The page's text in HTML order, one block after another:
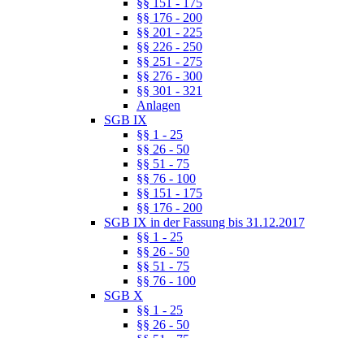
§§ 176 - 200
§§ 201 - 225
§§ 226 - 250
§§ 251 - 275
§§ 276 - 300
§§ 301 - 321
Anlagen
SGB IX
§§ 1 - 25
§§ 26 - 50
§§ 51 - 75
§§ 76 - 100
§§ 151 - 175
§§ 176 - 200
SGB IX in der Fassung bis 31.12.2017
§§ 1 - 25
§§ 26 - 50
§§ 51 - 75
§§ 76 - 100
SGB X
§§ 1 - 25
§§ 26 - 50